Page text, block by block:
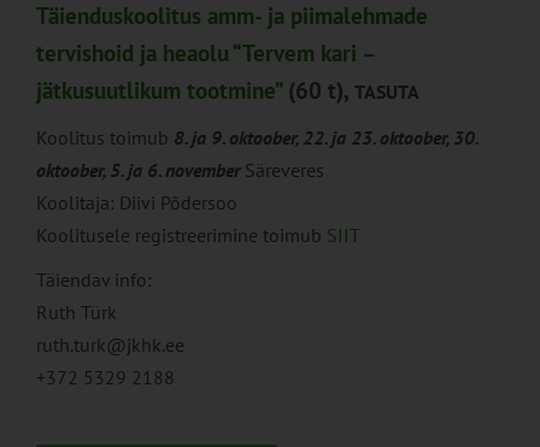
Täienduskoolitus amm- ja piimalehmade
tervishoid ja heaolu “Tervem kari –
jätkusuutlikum tootmine” (60 t), TASUTA
Koolitus toimub 8. ja 9. oktoober, 22. ja 23. oktoober, 30.
oktoober, 5. ja 6. november Säreveres
Koolitaja: Diivi Põdersoo
Koolitusele registreerimine toimub SIIT
Täiendav info:
Ruth Türk
ruth.turk@jkhk.ee
+372 5329 2188